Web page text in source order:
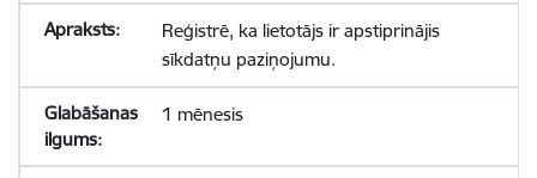
Reģistrē, ka lietotājs ir apstiprinājis
sīkdatņu paziņojumu.
1 mēnesis